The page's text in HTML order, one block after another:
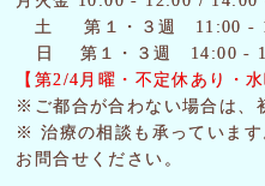
土
第１・３週 11:00 -
日 第１・３週 14:00 -
【第2/4月曜・ 不定休あり・
※ご都合が合わない場合は、
※ 治療の相談も承っていま
お問合せください。